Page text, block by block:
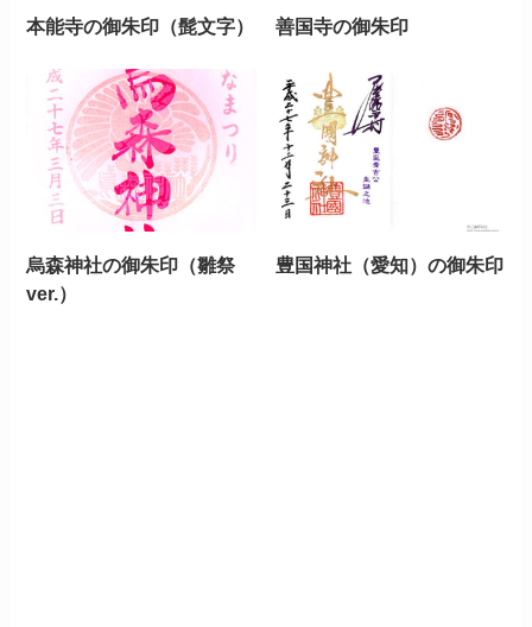
本能寺の御朱印（髭文字） 善国寺の御朱印
烏森神社の御朱印（雛祭
ver.）
豊国神社（愛知）の御朱印